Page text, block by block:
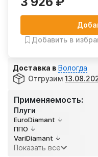
Применяемость:
Плуги
EuroDiamant
ППО
VariDiamant
Показать все
Добавить в
Доставка в Вологда
Отгрузим